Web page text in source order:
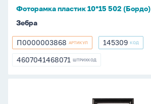
Фоторамка пластик 10*15 502 (Бордо)
Зебра
П0000003868
П0000003868 АРТИКУЛ 145309
145309 КОД
4607041468071
4607041468071 ШТРИХКОД